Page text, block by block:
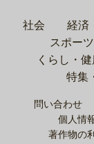
社会 経済
スポーツ
くらし・
特集
問い合わせ
個人情
著作物の